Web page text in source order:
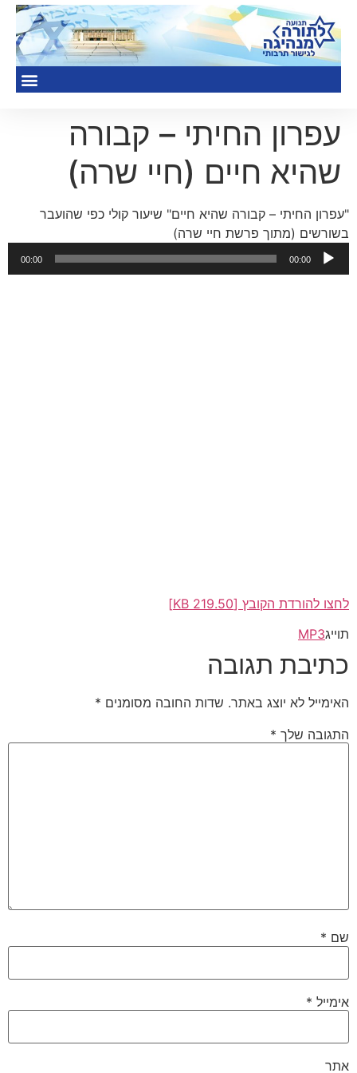
עפרון החיתי – קבורה
שהיא חיים (חיי שרה)
"עפרון החיתי – קבורה שהיא חיים" שיעור קולי כפי שהועבר
בשורשים (מתוך פרשת חיי שרה)
אודיו
00:00
00:00
לחצו להורדת הקובץ [219.50 KB]
תוייגMP3
כתיבת תגובה
האימייל לא יוצג באתר. שדות החובה מסומנים *
התגובה שלך *
שם *
אימייל *
אתר